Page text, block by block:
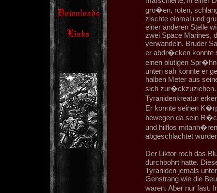
gro�en, roten,
zischte einmal und
einer anderen Stelle
zwei Space Marines,
verwandeln. Bruder
er abdr�cken konnte
einen blutigen
unten sah konnte er
halben Meter aus
sich zur�ckzuziehen.
Tyranidenkreatur
Er konnte seinen
bewegen da sein
und hilflos
abgeschlachtet
Der Liktor roch das
durchbohrt hatte.
Tyraniden jemals
Genstrang wie die
waren. Aber nur fast.